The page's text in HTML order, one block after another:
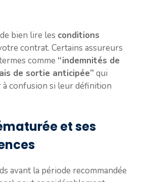
bien lire les conditions
contrat. Certains assureurs
comme “indemnités de
de sortie anticipée” qui
confusion si leur définition
et ses
avant la période recommandée